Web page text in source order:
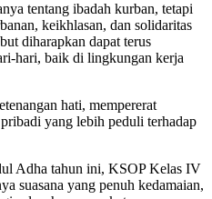
tentang ibadah kurban, tetapi
keikhlasan, dan solidaritas
diharapkan dapat terus
hari, baik di lingkungan kerja
hati, mempererat
yang lebih peduli terhadap
Adha tahun ini, KSOP Kelas IV
suasana yang penuh kedamaian,